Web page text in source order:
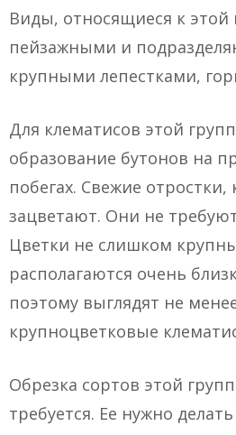
Виды, относящиеся к этой
пейзажными и
крупными лепестками,
Для клематисов этой
образование бутонов на
побегах. Свежие отростки,
зацветают. Они не
Цветки не слишком
располагаются очень
поэтому выглядят не
крупноцветковые
Обрезка сортов этой
требуется. Ее нужно